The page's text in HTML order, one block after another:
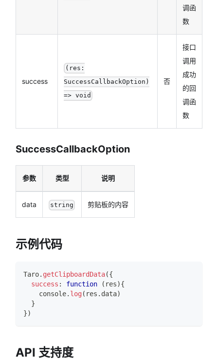
调函
数
success
(res:
SuccessCallbackOption)
=> void
否
接口
调用
成功
的回
调函
数
SuccessCallbackOption
参数 类型 说明
data string 剪贴板的内容
示例代码
Taro. getClipboardData({
success : function ( res){
console. log( res . data)
}
})
API 支持度